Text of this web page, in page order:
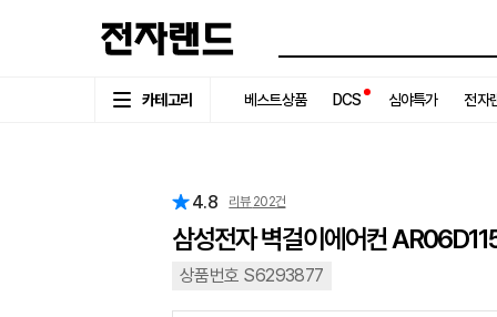
카테고리 베스트상품 DCS 심야특가 전자
4.8 리뷰 202건
삼성전자 벽걸이에어컨
상품번호 S6293877